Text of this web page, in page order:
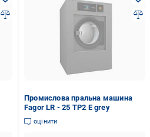
Промислова пральна машина
Fagor LR - 25 TP2 E grey
оцінити